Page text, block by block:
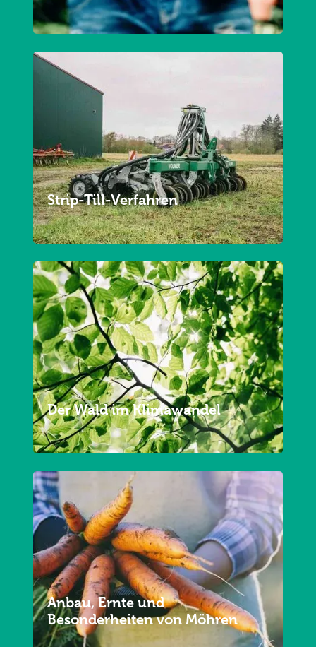
Strip-Till-Verfahren
Der Wald im Klimawandel
Anbau, Ernte und
Besonderheiten von Möhren